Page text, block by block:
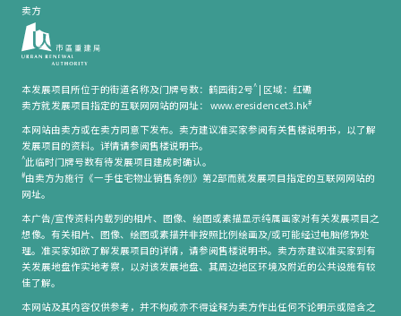
卖方
本发展项目所位于的街道名称及门牌号数：鹤园街2号^ | 区域：红磡
卖方就发展项目指定的互联网网站的网址： www.eresidencet3.hk#
本网站由卖方或在卖方同意下发布。卖方建议准买家参阅有关售楼说明书，以了解
发展项目的资料。详情请参阅售楼说明书。
^此临时门牌号数有待发展项目建成时确认。
#由卖方为施行《一手住宅物业销售条例》第2部而就发展项目指定的互联网网站的
网址。
本广告/宣传资料内载列的相片、图像、绘图或素描显示纯属画家对有关发展项目之
想像。有关相片、图像、绘图或素描并非按照比例绘画及/或可能经过电脑修饰处
理。准买家如欲了解发展项目的详情，请参阅售楼说明书。卖方亦建议准买家到有
关发展地盘作实地考察，以对该发展地盘、其周边地区环境及附近的公共设施有较
佳了解。
本网站及其内容仅供参考，并不构成亦不得诠释为卖方作出任何不论明示或隐含之